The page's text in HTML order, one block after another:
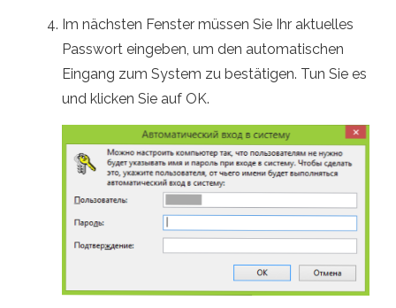
Im nächsten Fenster müssen Sie Ihr aktuelles
Passwort eingeben, um den automatischen
Eingang zum System zu bestätigen. Tun Sie es
und klicken Sie auf OK.